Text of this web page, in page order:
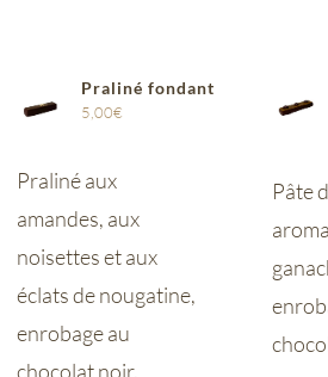
Praliné fondant
5,00€
Praliné aux
amandes, aux
noisettes et aux
éclats de nougatine,
enrobage au
chocolat noir.
Pâte